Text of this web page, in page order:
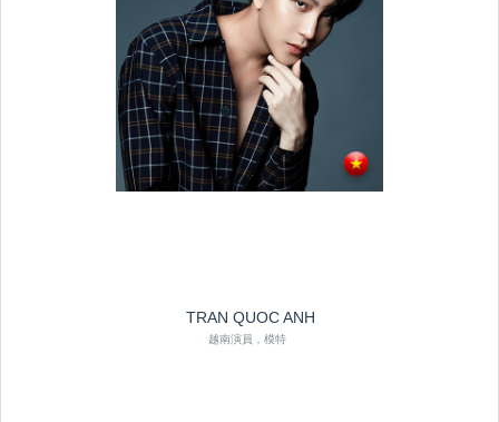
TRAN QUOC ANH
越南演員，模特